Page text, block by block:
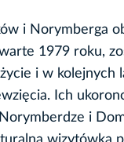
i Norymberga
1979 roku,
i w kolejnych
Ich
i